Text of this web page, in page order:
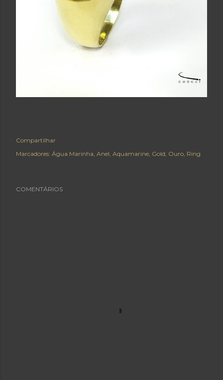
Compartilhar
Marcadores: Água Marinha Anel Aquamarine Gold Ouro Ring
COMENTÁRIOS